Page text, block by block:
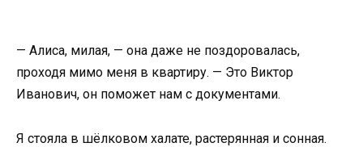
— Алиса, милая, — она даже не поздоровалась,
проходя мимо меня в квартиру. — Это Виктор
Иванович, он поможет нам с документами.
Я стояла в шёлковом халате, растерянная и сонная.